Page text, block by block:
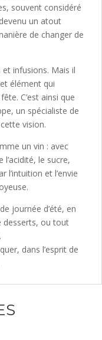
souvent considéré
un atout
de changer de
et infusions. Mais il
élément qui
C’est ainsi que
un spécialiste de
vision.
un vin : avec
le sucre,
l’intuition et l’envie
journée d’été, en
desserts, ou tout
dans l’esprit de